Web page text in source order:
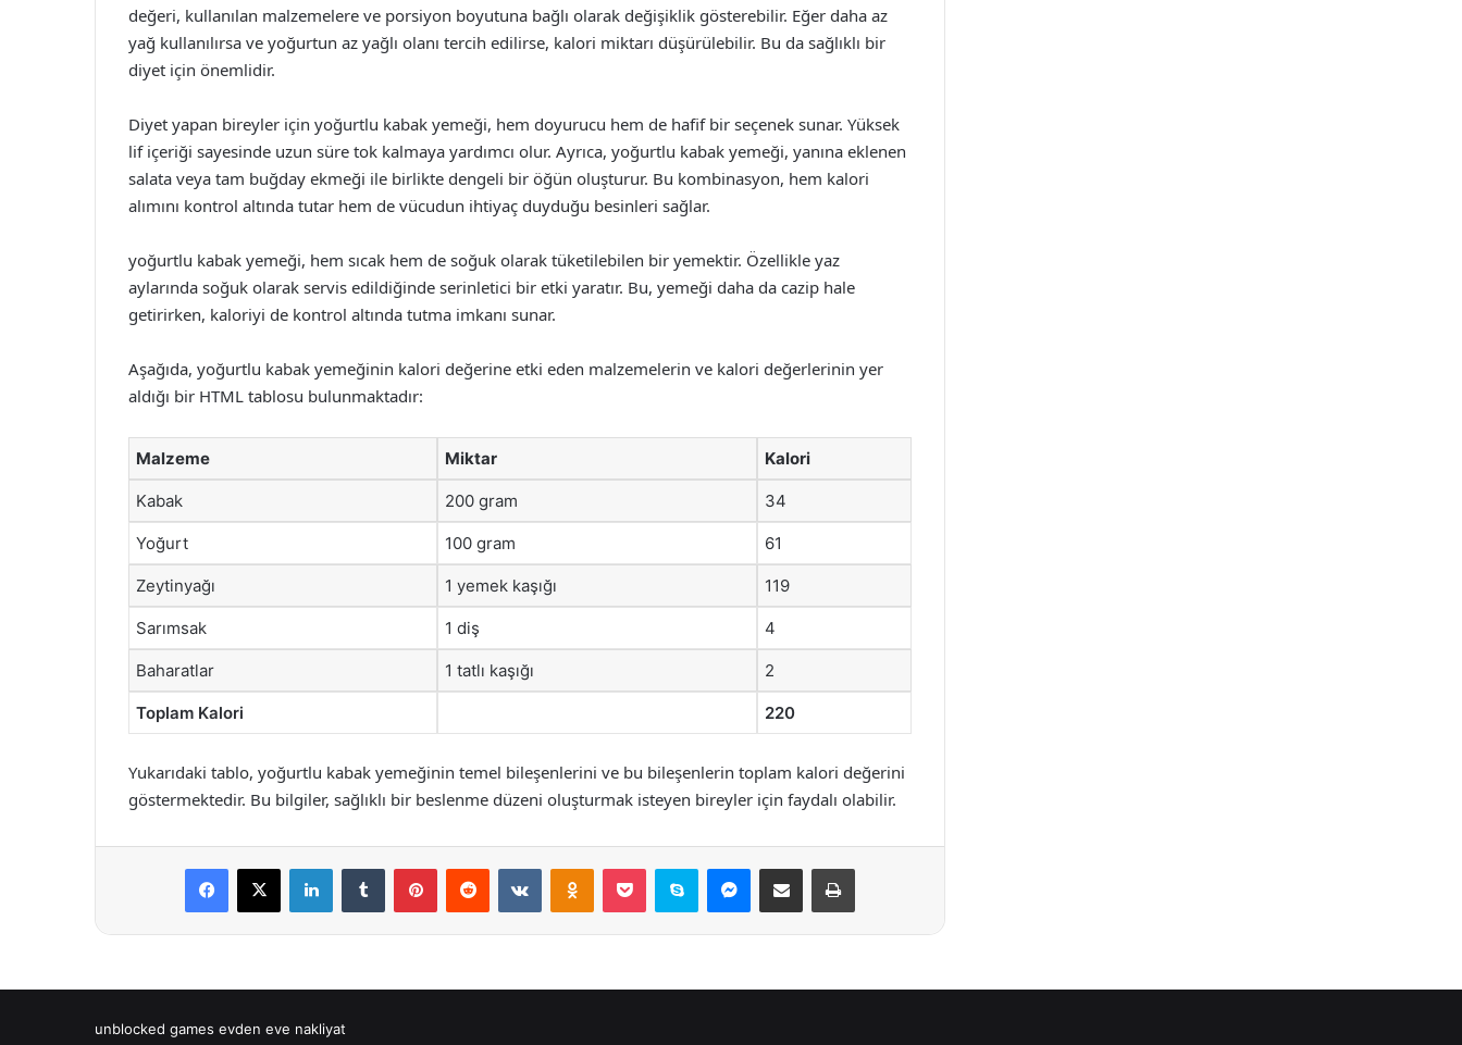
değeri, kullanılan malzemelere ve porsiyon boyutuna bağlı olarak değişiklik gösterebilir. Eğer daha az
yağ kullanılırsa ve yoğurtun az yağlı olanı tercih edilirse, kalori miktarı düşürülebilir. Bu da sağlıklı bir
diyet için önemlidir.
Diyet yapan bireyler için yoğurtlu kabak yemeği, hem doyurucu hem de hafif bir seçenek sunar. Yüksek
lif içeriği sayesinde uzun süre tok kalmaya yardımcı olur. Ayrıca, yoğurtlu kabak yemeği, yanına eklenen
salata veya tam buğday ekmeği ile birlikte dengeli bir öğün oluşturur. Bu kombinasyon, hem kalori
alımını kontrol altında tutar hem de vücudun ihtiyaç duyduğu besinleri sağlar.
yoğurtlu kabak yemeği, hem sıcak hem de soğuk olarak tüketilebilen bir yemektir. Özellikle yaz
aylarında soğuk olarak servis edildiğinde serinletici bir etki yaratır. Bu, yemeği daha da cazip hale
getirirken, kaloriyi de kontrol altında tutma imkanı sunar.
Aşağıda, yoğurtlu kabak yemeğinin kalori değerine etki eden malzemelerin ve kalori değerlerinin yer
aldığı bir HTML tablosu bulunmaktadır:
Malzeme Miktar Kalori
Kabak 200 gram 34
Yoğurt 100 gram 61
Zeytinyağı 1 yemek kaşığı 119
Sarımsak 1 diş 4
Baharatlar 1 tatlı kaşığı 2
Toplam Kalori 220
Yukarıdaki tablo, yoğurtlu kabak yemeğinin temel bileşenlerini ve bu bileşenlerin toplam kalori değerini
göstermektedir. Bu bilgiler, sağlıklı bir beslenme düzeni oluşturmak isteyen bireyler için faydalı olabilir.
Facebook
X LinkedInTumblr PinterestReddit VKontakteOdnoklassniki
Pocket Skype Messenger
E-Posta ile paylaş Yazdır
unblocked games evden eve nakliyat